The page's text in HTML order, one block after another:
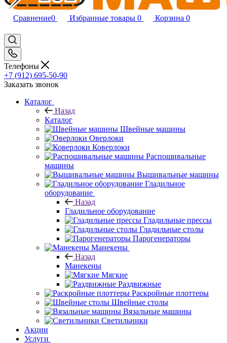
Сравнение0 Избранные товары 0 Корзина 0
Телефоны
+7 (912) 695-50-90
Заказать звонок
Каталог
Назад
Каталог
Швейные машины
Оверлоки
Коверлоки
Распошивальные
машины
Вышивальные машины
Гладильное
оборудование
Назад
Гладильное оборудование
Гладильные прессы
Гладильные столы
Парогенераторы
Манекены
Назад
Манекены
Мягкие
Раздвижные
Раскройные плоттеры
Швейные столы
Вязальные машины
Светильники
Акции
Услуги